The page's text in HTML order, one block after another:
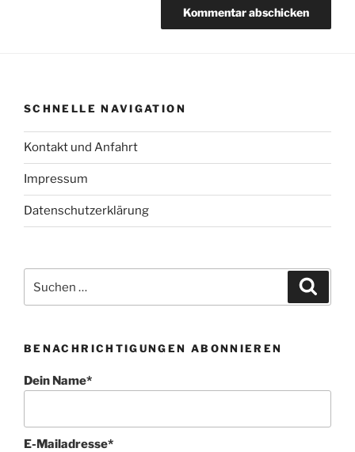
SCHNELLE NAVIGATION
Kontakt und Anfahrt
Impressum
Datenschutzerklärung
nach:
BENACHRICHTIGUNGEN ABONNIEREN
Dein Name*
E-Mailadresse*